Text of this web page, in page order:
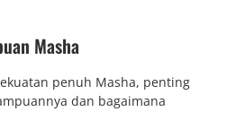
Masha
penuh Masha, penting
dan bagaimana